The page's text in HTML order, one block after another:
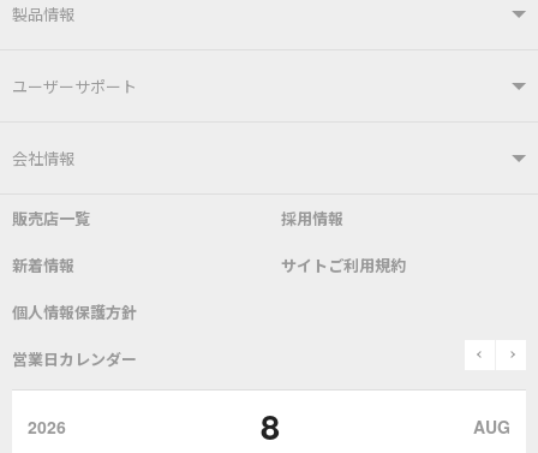
製品情報
製品情報TOP
はんだ付けシステム
こて先 自動はんだ送り装置
表面実装/SMT関連
作業環境／材料
ユーザーサポート
ユーザーサポートTOP
よくあるご質問 デモ機貸し出しサービス
SDS(MSDS)製品
取扱説明書
該非説明発行の申込み
会社情報
会社概要 社長あいさつ
グットのあゆみ
販売店一覧 採用情報
新着情報 サイトご利用規約
個人情報保護方針
営業日カレンダー prev
2026 8 AUG